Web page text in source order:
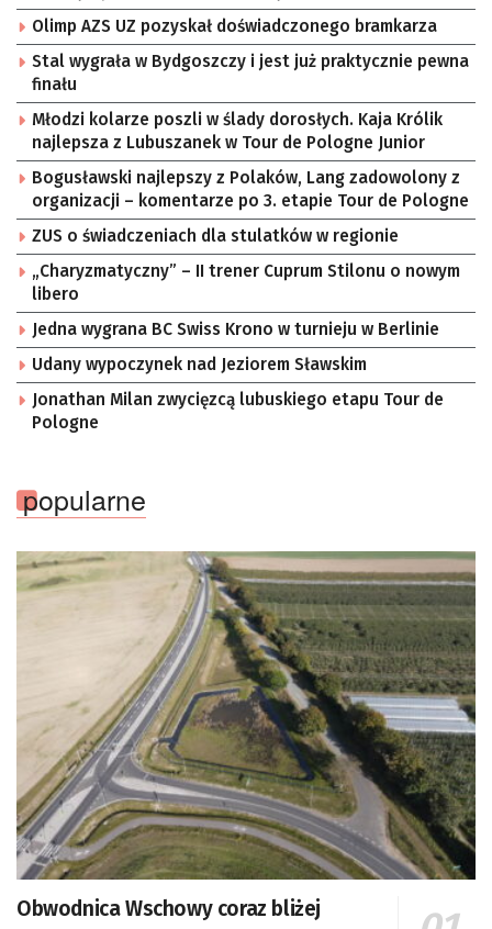
Olimp AZS UZ pozyskał doświadczonego bramkarza
Stal wygrała w Bydgoszczy i jest już praktycznie pewna
finału
Młodzi kolarze poszli w ślady dorosłych. Kaja Królik
najlepsza z Lubuszanek w Tour de Pologne Junior
Bogusławski najlepszy z Polaków, Lang zadowolony z
organizacji – komentarze po 3. etapie Tour de Pologne
ZUS o świadczeniach dla stulatków w regionie
„Charyzmatyczny” – II trener Cuprum Stilonu o nowym
libero
Jedna wygrana BC Swiss Krono w turnieju w Berlinie
Udany wypoczynek nad Jeziorem Sławskim
Jonathan Milan zwycięzcą lubuskiego etapu Tour de
Pologne
popularne
Obwodnica Wschowy coraz bliżej